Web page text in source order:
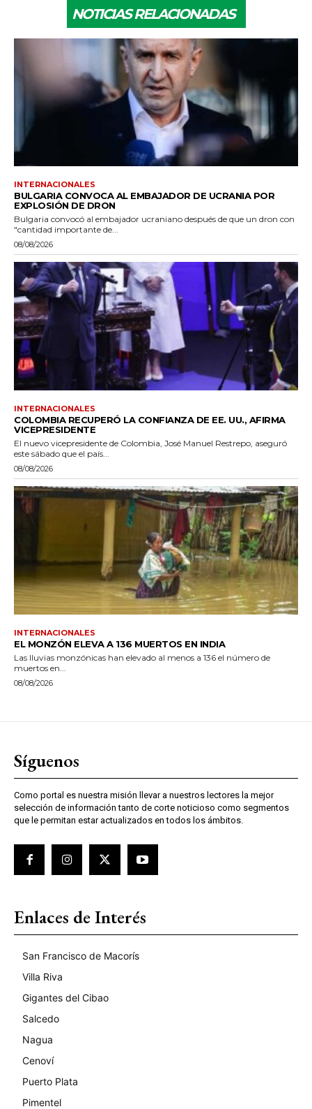
NOTICIAS RELACIONADAS
INTERNACIONALES
BULGARIA CONVOCA AL EMBAJADOR DE UCRANIA POR
EXPLOSIÓN DE DRON
Bulgaria convocó al embajador ucraniano después de que un dron con
"cantidad importante de...
08/08/2026
INTERNACIONALES
COLOMBIA RECUPERÓ LA CONFIANZA DE EE. UU., AFIRMA
VICEPRESIDENTE
El nuevo vicepresidente de Colombia, José Manuel Restrepo, aseguró
este sábado que el país...
08/08/2026
INTERNACIONALES
EL MONZÓN ELEVA A 136 MUERTOS EN INDIA
Las lluvias monzónicas han elevado al menos a 136 el número de
muertos en...
08/08/2026
Síguenos
Como portal es nuestra misión llevar a nuestros lectores la mejor
selección de información tanto de corte noticioso como segmentos
que le permitan estar actualizados en todos los ámbitos.
Enlaces de Interés
San Francisco de Macorís
Villa Riva
Gigantes del Cibao
Salcedo
Nagua
Cenoví
Puerto Plata
Pimentel